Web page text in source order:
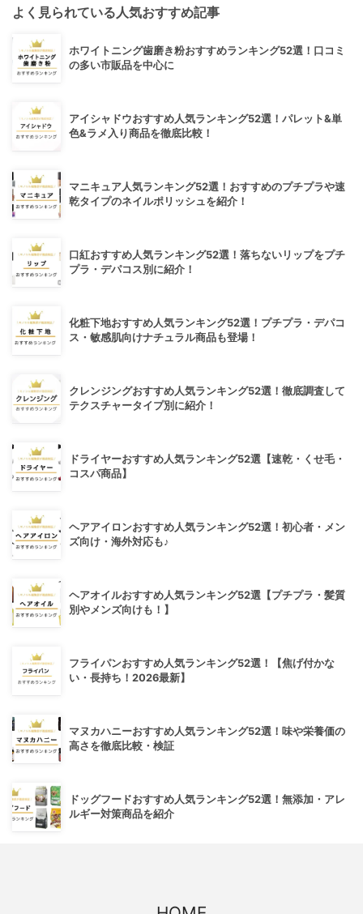
よく見られている人気おすすめ記事
ホワイトニング歯磨き粉おすすめランキング52選！口コミ
の多い市販品を中心に
アイシャドウおすすめ人気ランキング52選！パレット&単
色&ラメ入り商品を徹底比較！
マニキュア人気ランキング52選！おすすめのプチプラや速
乾タイプのネイルポリッシュを紹介！
口紅おすすめ人気ランキング52選！落ちないリップをプチ
プラ・デパコス別に紹介！
化粧下地おすすめ人気ランキング52選！プチプラ・デパコ
ス・敏感肌向けナチュラル商品も登場！
クレンジングおすすめ人気ランキング52選！徹底調査して
テクスチャータイプ別に紹介！
ドライヤーおすすめ人気ランキング52選【速乾・くせ毛・
コスパ商品】
ヘアアイロンおすすめ人気ランキング52選！初心者・メン
ズ向け・海外対応も♪
ヘアオイルおすすめ人気ランキング52選【プチプラ・髪質
別やメンズ向けも！】
フライパンおすすめ人気ランキング52選！【焦げ付かな
い・長持ち！2026最新】
マヌカハニーおすすめ人気ランキング52選！味や栄養価の
高さを徹底比較・検証
ドッグフードおすすめ人気ランキング52選！無添加・アレ
ルギー対策商品を紹介